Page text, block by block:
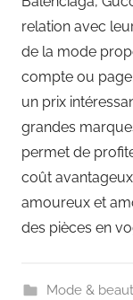
relation avec
de la mode
compte ou
un prix
grandes
permet de
coût
amoureux et
des pièces en
Mode &